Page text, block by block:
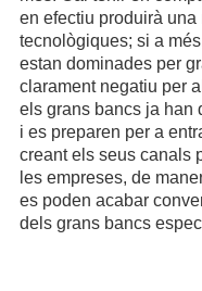
en efectiu produirà
tecnològiques; si a
estan dominades per
clarament negatiu per
els grans bancs ja han
i es preparen per a
creant els seus canals
les empreses, de
es poden acabar
dels grans bancs